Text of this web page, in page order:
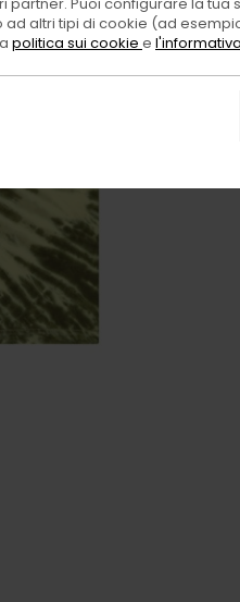
altri tipi di cookie (ad
politica sui cookie e